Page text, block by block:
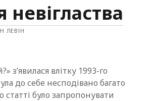
невігластва
ЛЕВІН
з’явилася влітку 1993-го
до себе несподівано багато
було запропонувати